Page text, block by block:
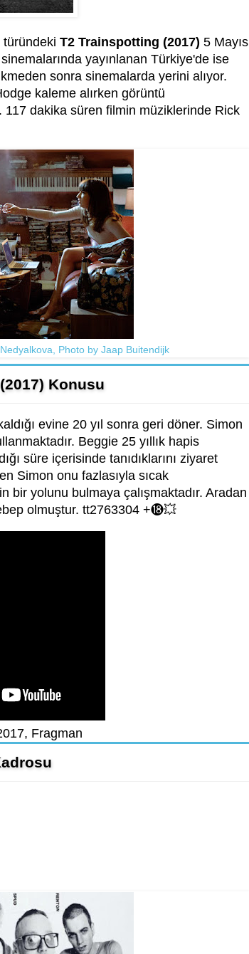
T2 Trainspotting (2017) 5 Mayıs
yayınlanan Türkiye'de ise
sonra sinemalarda yerini alıyor.
kaleme alırken görüntü
dakika süren filmin müziklerinde Rick
Photo by Jaap Buitendijk
Konusu
evine 20 yıl sonra geri döner. Simon
Beggie 25 yıllık hapis
süre içerisinde tanıdıklarını ziyaret
Simon onu fazlasıyla sıcak
bir yolunu bulmaya çalışmaktadır. Aradan
olmuştur. tt2763304 +⓲💥
Fragman